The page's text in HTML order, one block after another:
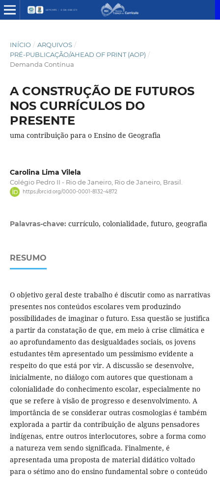
INÍCIO / ARQUIVOS /
PRÉ-PUBLICAÇÃO/AHEAD OF PRINT (AOP) /
Demanda Contínua
A CONSTRUÇÃO DE FUTUROS
NOS CURRÍCULOS DO
PRESENTE
uma contribuição para o Ensino de Geografia
Carolina Lima Vilela
Colégio Pedro II - Rio de Janeiro, Rio de Janeiro, Brasil.
https://orcid.org/0000-0001-8132-4872
Palavras-chave: currículo, colonialidade, futuro, geografia
RESUMO
O objetivo geral deste trabalho é discutir como as narrativas
presentes nos conteúdos escolares vem produzindo
possibilidades de imaginar o futuro. Essa questão se justifica
a partir da constatação de que, em meio à crise climática e
ao aprofundamento das desigualdades sociais, os jovens
estudantes têm apresentado um pessimismo evidente a
respeito do que está por vir. A discussão se desenvolve,
inicialmente, no diálogo com autores que questionam a
colonialidade do conhecimento escolar, especialmente no
que se refere à visão de progresso e desenvolvimento. A
importância de se considerar outras cosmologias é também
explorada a partir da contribuição de alguns pensadores
indígenas, entre outros interlocutores, sobre a forma como
a natureza vem sendo significada. Finalmente, é
apresentada uma proposta de material didático voltado
para o sétimo ano do ensino fundamental sobre o conteúdo